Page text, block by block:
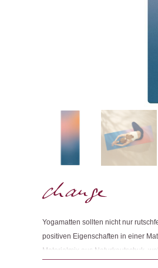
Yogamatten sollten nicht nur
positiven Eigenschaften in einer
Materialmix aus Naturkautschuk,